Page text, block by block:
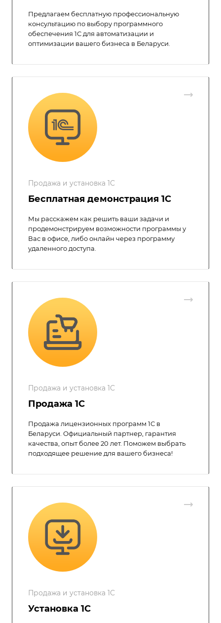
Предлагаем бесплатную профессиональную
консультацию по выбору программного
обеспечения 1С для автоматизации и
оптимизации вашего бизнеса в Беларуси.
Продажа и установка 1С
Бесплатная демонстрация 1С
Мы расскажем как решить ваши задачи и
продемонстрируем возможности программы у
Вас в офисе, либо онлайн через программу
удаленного доступа.
Продажа и установка 1С
Продажа 1С
Продажа лицензионных программ 1С в
Беларуси. Официальный партнер, гарантия
качества, опыт более 20 лет. Поможем выбрать
подходящее решение для вашего бизнеса!
Продажа и установка 1С
Установка 1C